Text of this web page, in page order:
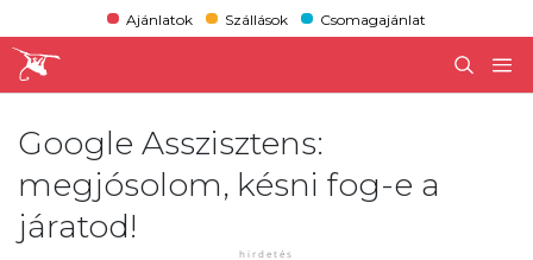
Ajánlatok Szállások Csomagajánlat
Google Asszisztens:
megjósolom, késni fog-e a
járatod!